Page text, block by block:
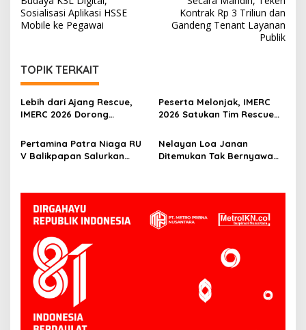
Sosialisasi Aplikasi HSSE
Mobile ke Pegawai
Kontrak Rp 3 Triliun dan
Gandeng Tenant Layanan
Publik
TOPIK TERKAIT
Lebih dari Ajang Rescue,
IMERC 2026 Dorong
Kompeten untuk Indonesia
Peserta Melonjak, IMERC
2026 Satukan Tim Rescue
Balikpapan
Pertamina Patra Niaga RU
V Balikpapan Salurkan
Nelayan Loa Janan
Ditemukan Tak Bernyawa
Mahakam